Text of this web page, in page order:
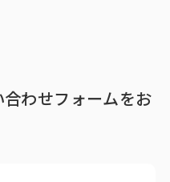
わせフォームをお